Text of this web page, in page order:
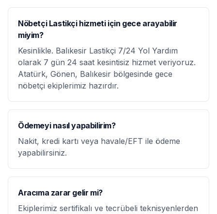
Nöbetçi Lastikçi hizmeti için gece arayabilir
miyim?
Kesinlikle. Balıkesir Lastikçi 7/24 Yol Yardım
olarak 7 gün 24 saat kesintisiz hizmet veriyoruz.
Atatürk, Gönen, Balıkesir bölgesinde gece
nöbetçi ekiplerimiz hazırdır.
Ödemeyi nasıl yapabilirim?
Nakit, kredi kartı veya havale/EFT ile ödeme
yapabilirsiniz.
Aracıma zarar gelir mi?
Ekiplerimiz sertifikalı ve tecrübeli teknisyenlerden